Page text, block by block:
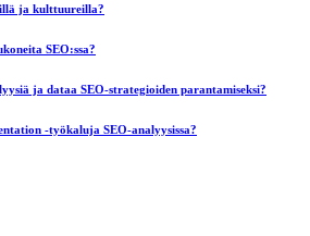
ja kulttuureilla?
SEO:ssa?
ja dataa SEO-strategioiden parantamiseksi?
-työkaluja SEO-analyysissa?